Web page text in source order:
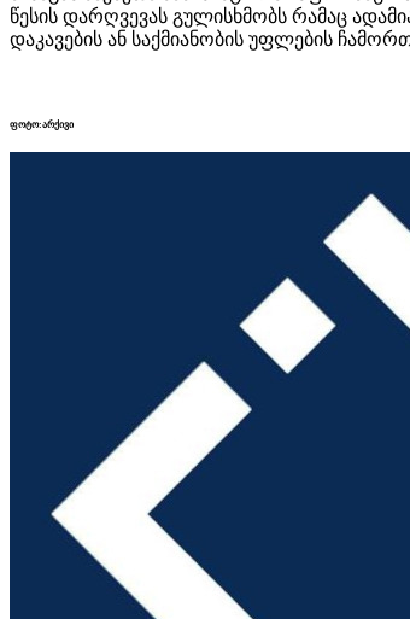
წესის დარღვევას გულისხმობს რამაც
დაკავების ან საქმიანობის უფლების
ფოტო:არქივი